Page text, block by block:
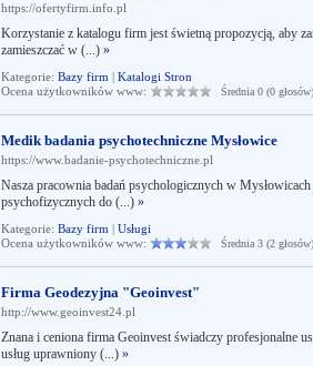
https://ofertyfirm.info.pl
Korzystanie z katalogu firm jest świetną propozycją, aby
zamieszczać w (...) »
Kategorie: Bazy firm | Katalogi Stron
Ocena użytkowników www:
Średnia 0 (0 głosów)
Medik badania psychotechniczne Mysłowice
https://www.badanie-psychotechniczne.pl
Nasza pracownia badań psychologicznych w
psychofizycznych do (...) »
Kategorie: Bazy firm | Usługi
Ocena użytkowników www:
Średnia 3 (2 głosów)
Firma Geodezyjna "Geoinvest"
http://www.geoinvest24.pl
Znana i ceniona firma Geoinvest świadczy profesjonalne
usług uprawniony (...) »